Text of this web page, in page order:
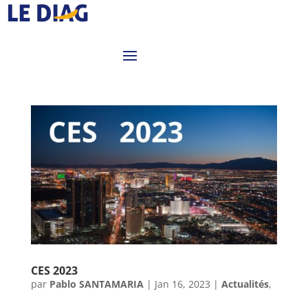
CES 2023
par Pablo SANTAMARIA | Jan 16, 2023 | Actualités,